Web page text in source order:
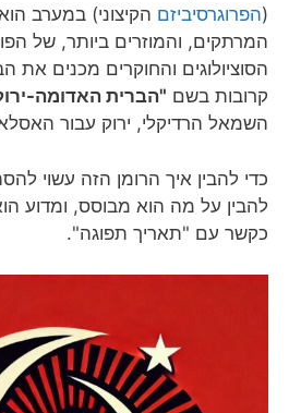
(הפרוגרסיביזם הקיצוני) במערב
המרתקים, והמוזרים ביותר, של
הסוציולוגים והחוקרים מכנים את
קרובות בשם "הברית האדומה-
השמאל הרדיקלי, ירוק עבור
כדי להבין איך הרומן הזה עשוי
להבין על מה הוא מבוסס, ומדוע
כקשר עם "תאריך תפוגה".